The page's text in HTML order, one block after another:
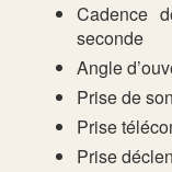
Cadence
seconde
Angle
Prise de
Prise
Prise